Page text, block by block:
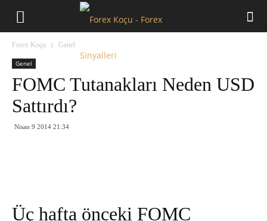
Forex Koçu Genel
Genel
FOMC Tutanakları Neden USD
Sattırdı?
Nisan 9 2014 21:34
Üç hafta önceki FOMC